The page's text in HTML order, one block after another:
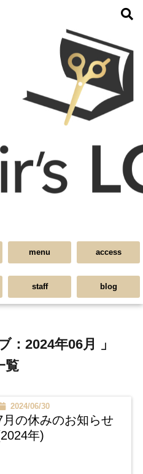
menu access
staff blog
：2024年06月 」
覧
2024/06/30
月の休みのお知らせ
年)